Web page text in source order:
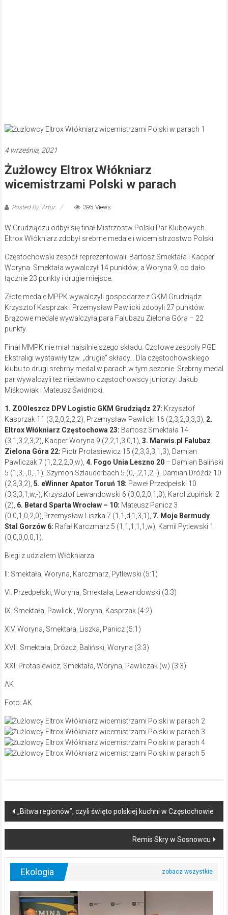
4 września, 2021
Żużlowcy Eltrox Włókniarz
wicemistrzami Polski w parach
Posted By: Artur 395 Views
W Grudziądzu odbył się finał Mistrzostw Polski Par Klubowych.
Eltrox Włókniarz zdobył srebrne medale i wicemistrzostwo Polski.
Częstochowski zespół reprezentowali: Bartosz Smektała i Kacper
Woryna. Smektała wywalczył 14 punktów, a Woryna 9, co dało
łącznie 23 punkty i drugie miejsce.
Złote medale MPPK wywalczyli gospodarze z GKM Grudziądz:
Krzysztof Kasprzak i Przemysław Pawlicki zdobyli 27 punktów.
Brązowe medale wywalczyła para Falubazu Zielona Góra – 22
punkty.
Finał MMPK nie miał najsilniejszego składu. Czołowe zespoły PGE
Ekstraligi wystawiły tzw. „drugie” składy… Dla częstochowskiego
klubu to drugi srebrny medal w parach w tym sezonie. Srebrny medal
par wywalczyli też niedawno częstochowscy juniorzy: Jakub
Miśkowiak i Mateusz Świdnicki.
1. ZOOleszcz DPV Logistic GKM Grudziądz 27: Krzysztof
Kasprzak 11 (3,2,0,2,2,2), Przemysław Pawlicki 16 (2,3,2,3,3,3), 2.
Eltrox Włókniarz Częstochowa 23: Bartosz Smektała 14
(3,1,3,2,3,2), Kacper Woryna 9 (2,2,1,3,0,1), 3. Marwis.pl Falubaz
Zielona Góra 22: Piotr Protasiewicz 15 (2,3,3,3,1,3), Damian
Pawliczak 7 (1,2,2,2,0,w), 4. Fogo Unia Leszno 20– Damian Baliński
5 (1,3,-,0,-,1), Szymon Szlauderbach 5 (0,-,2,1,2,-), Damian Dróżdż 10
(2,3,3,2), 5. eWinner Apator Toruń 18: Paweł Przedpełski 10
(3,3,3,1,w,-), Krzysztof Lewandowski 6 (0,0,2,0,1,3), Karol Żupiński 2
(2), 6. Betard Sparta Wrocław – 10: Mateusz Panicz 3
(0,0,1,0,2,0),Przemysław Liszka 7 (1,1,d,1,3,1), 7. Moje Bermudy
Stal Gorzów 6: Rafał Karczmarz 5 (1,1,1,1,1,w), Kamil Pytlewski 1
(0,0,0,0,0,1).
Biegi z udziałem Włókniarza
II: Smektała, Woryna, Karczmarz, Pytlewski (5:1)
VI. Przedpełski, Woryna, Smektała, Lewandowski (3:3)
IX. Smektała, Pawlicki, Woryna, Kasprzak (4:2)
XIV. Woryna, Smektała, Liszka, Panicz (5:1)
XVII. Smektała, Dróżdż, Baliński, Woryna (3:3)
XXI. Protasiewicz, Smektała, Woryna, Pawliczak (w) (3:3)
AK
Foto: AK
Post
navigation
„Bitwa regionów”, czyli święto polskiej kuchni w Częstochowie
Remis Skry w Sosnowcu
Ekologia